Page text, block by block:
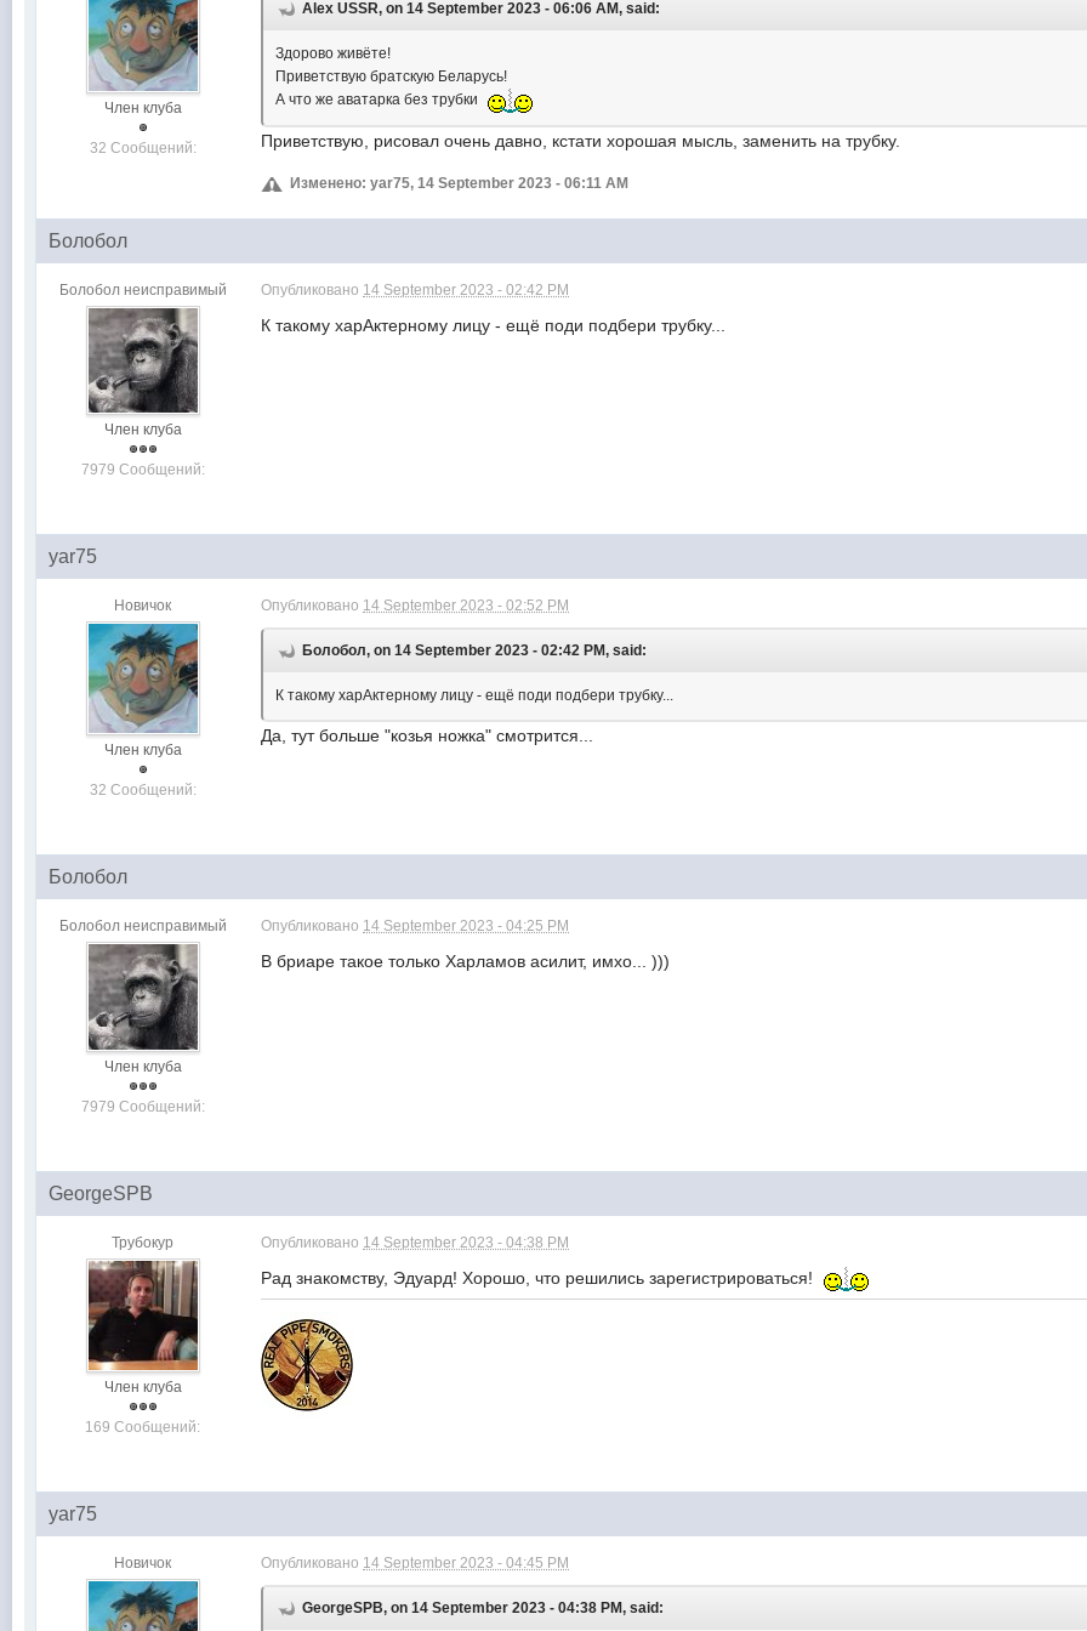
Член клуба
32 Сообщений:
Alex USSR, on 14 September 2023 - 06:06 AM, said:
Здорово живёте!
Приветствую братскую Беларусь!
А что же аватарка без трубки
Приветствую, рисовал очень давно, кстати хорошая мысль, заменить на трубку.
Изменено: yar75, 14 September 2023 - 06:11 AM
Болобол
Болобол неисправимый
Член клуба
7979 Сообщений:
Опубликовано 14 September 2023 - 02:42 PM
К такому харАктерному лицу - ещё поди подбери трубку...
yar75
Новичок
Член клуба
32 Сообщений:
Опубликовано 14 September 2023 - 02:52 PM
Болобол, on 14 September 2023 - 02:42 PM, said:
К такому харАктерному лицу - ещё поди подбери трубку...
Да, тут больше "козья ножка" смотрится...
Болобол
Болобол неисправимый
Член клуба
7979 Сообщений:
Опубликовано 14 September 2023 - 04:25 PM
В бриаре такое только Харламов асилит, имхо... )))
GeorgeSPB
Трубокур
Член клуба
169 Сообщений:
Опубликовано 14 September 2023 - 04:38 PM
Рад знакомству, Эдуард! Хорошо, что решились зарегистрироваться!
yar75
Новичок Опубликовано 14 September 2023 - 04:45 PM
GeorgeSPB, on 14 September 2023 - 04:38 PM, said: